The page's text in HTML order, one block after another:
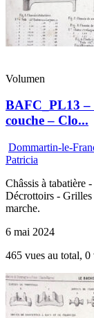
Volumen
BAFC_PL13 –
couche – Clo...
Dommartin-le-
Patricia
Châssis à tabatière
Décrottoirs - Grilles
marche.
6 mai 2024
465 vues au total,